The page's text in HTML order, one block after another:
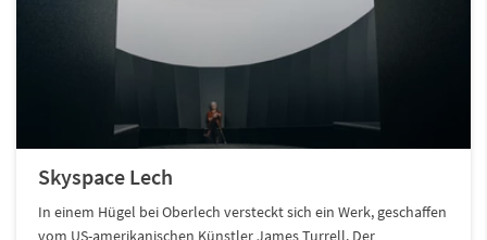
Skyspace Lech
In einem Hügel bei Oberlech versteckt sich ein Werk, geschaffen
vom US-amerikanischen Künstler James Turrell. Der